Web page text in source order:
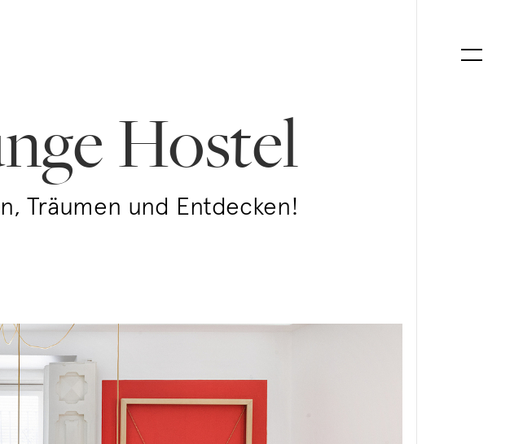
Hostel
Träumen und Entdecken!